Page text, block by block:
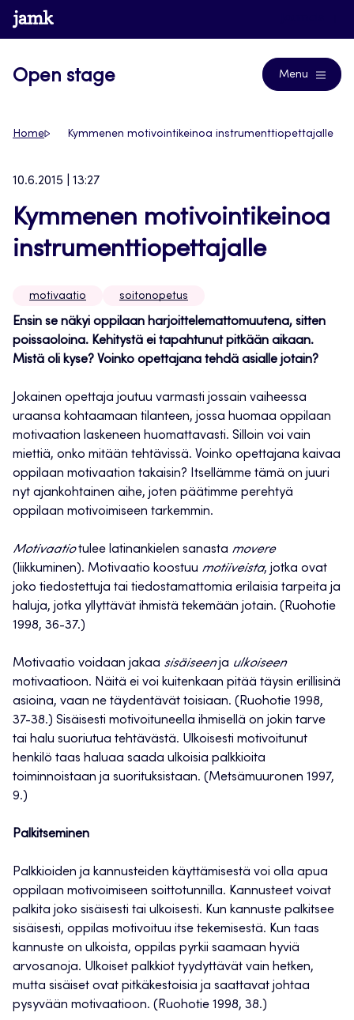
Siirry
suoraan
www.jamk.fi
Open stage Menu
Home Kymmenen motivointikeinoa instrumenttiopettajalle
10.6.2015 | 13:27
Kymmenen motivointikeinoa
instrumenttiopettajalle
motivaatio soitonopetus
Ensin se näkyi oppilaan harjoittelemattomuutena, sitten
poissaoloina. Kehitystä ei tapahtunut pitkään aikaan.
Mistä oli kyse? Voinko opettajana tehdä asialle jotain?
Jokainen opettaja joutuu varmasti jossain vaiheessa
uraansa kohtaamaan tilanteen, jossa huomaa oppilaan
motivaation laskeneen huomattavasti. Silloin voi vain
miettiä, onko mitään tehtävissä. Voinko opettajana kaivaa
oppilaan motivaation takaisin? Itsellämme tämä on juuri
nyt ajankohtainen aihe, joten päätimme perehtyä
oppilaan motivoimiseen tarkemmin.
Motivaatiotulee latinankielen sanasta movere
(liikkuminen). Motivaatio koostuu motiiveista, jotka ovat
joko tiedostettuja tai tiedostamattomia erilaisia tarpeita ja
haluja, jotka yllyttävät ihmistä tekemään jotain. (Ruohotie
1998, 36-37.)
Motivaatio voidaan jakaa sisäiseenja ulkoiseen
motivaatioon. Näitä ei voi kuitenkaan pitää täysin erillisinä
asioina, vaan ne täydentävät toisiaan. (Ruohotie 1998,
37-38.) Sisäisesti motivoituneella ihmisellä on jokin tarve
tai halu suoriutua tehtävästä. Ulkoisesti motivoitunut
henkilö taas haluaa saada ulkoisia palkkioita
toiminnoistaan ja suorituksistaan. (Metsämuuronen 1997,
9.)
Palkitseminen
Palkkioiden ja kannusteiden käyttämisestä voi olla apua
oppilaan motivoimiseen soittotunnilla. Kannusteet voivat
palkita joko sisäisesti tai ulkoisesti. Kun kannuste palkitsee
sisäisesti, oppilas motivoituu itse tekemisestä. Kun taas
kannuste on ulkoista, oppilas pyrkii saamaan hyviä
arvosanoja. Ulkoiset palkkiot tyydyttävät vain hetken,
mutta sisäiset ovat pitkäkestoisia ja saattavat johtaa
pysyvään motivaatioon. (Ruohotie 1998, 38.)